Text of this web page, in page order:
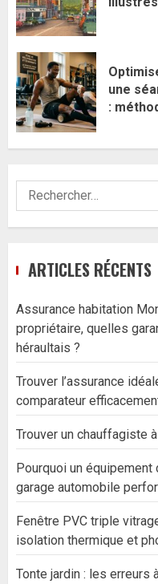
une
:
Rechercher :
ARTICLES RÉCENTS
Assurance habitation
propriétaire, quelles
héraultais ?
Trouver l’assurance
comparateur
Trouver un chauffagiste
Pourquoi un
garage automobile
Fenêtre PVC triple
isolation thermique et
Tonte jardin : les erreurs